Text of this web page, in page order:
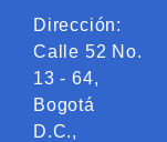
Dirección:
Calle 52 No.
13 - 64,
Bogotá
D.C.,